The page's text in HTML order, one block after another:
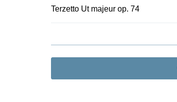
Terzetto Ut majeur op. 74